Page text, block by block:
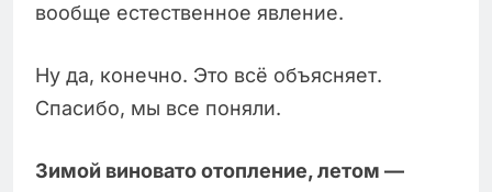
вообще естественное явление.
Ну да, конечно. Это всё объясняет.
Спасибо, мы все поняли.
Зимой виновато отопление, летом —